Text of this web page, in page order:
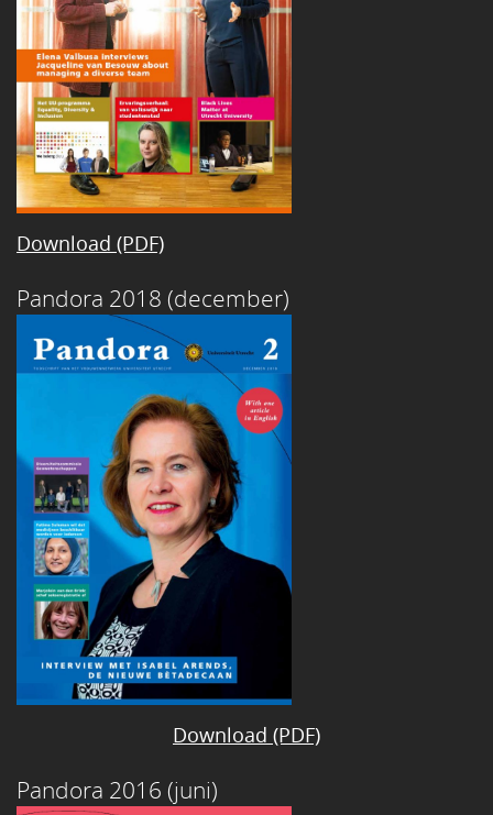
Download (PDF)
Pandora 2018 (december)
Download (PDF)
Pandora 2016 (juni)